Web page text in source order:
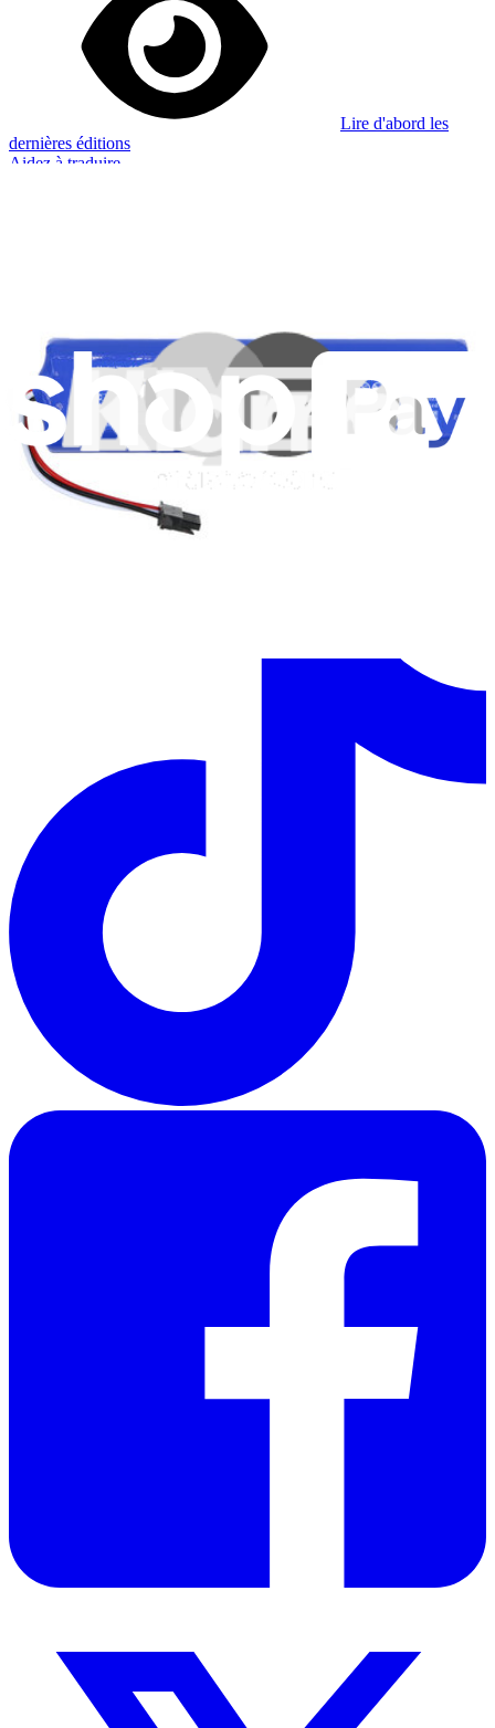
Lire d'abord les
dernières éditions
Aidez à traduire